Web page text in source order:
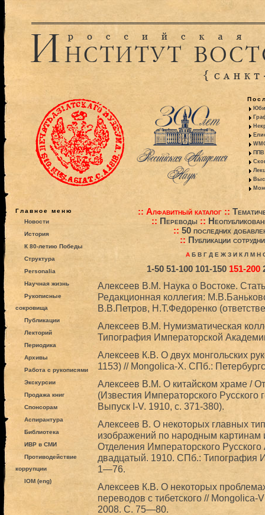
ППВ
Главное меню
Новости
История
К 80-летию Победы
Структура
Personalia
Научная жизнь
Рукописные
сокровища
Публикации
Лекторий
Периодика
Архивы
Работа с рукописями
Экскурсии
Продажа книг
Спонсорам
Аспирантура
Библиотека
ИВР в СМИ
Противодействие
коррупции
IOM (eng)
:: Алфавитный каталог ::
:: Переводы::
:: 50 последних
:: Публикации
А Б В Г Д Е Ж З И К Л М Н
1-50 51-100 101-150 151-200
Алексеев В.М. Наука о Востоке.
Редакционная коллегия:
В.В.Петров, Н.Т.Федоренко
Алексеев В.М. Нумизматическая
Типография Императорской
Алексеев К.В. О двух монгольских
1153) // Mongolica-X. СПб.:
Алексеев В.М. О китайском храме /
(Известия Императорского
Выпуск I-V. 1910, с. 371-380).
Алексеев В. О некоторых главных
изображений по народным картинам
Отделения Императорского
двадцатый. 1910. СПб.: Типография
1—76.
Алексеев К.В. О некоторых
переводов с тибетского //
2008. С. 75—80.